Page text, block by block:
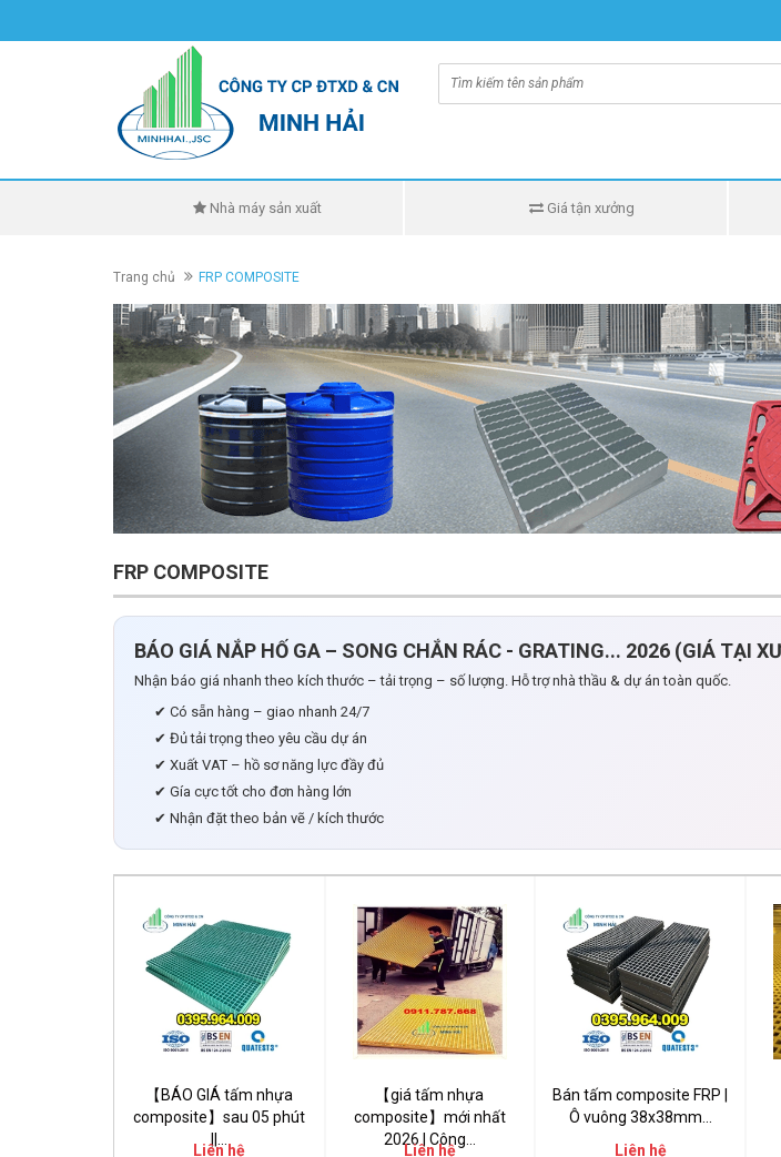
Nhà máy sản xuất Giá tận xưởng
Trang chủ FRP COMPOSITE
FRP COMPOSITE
BÁO GIÁ NẮP HỐ GA – SONG CHẮN RÁC - GRATING... 2026 (GIÁ TẠI
Nhận báo giá nhanh theo kích thước – tải trọng – số lượng. Hỗ trợ nhà thầu & dự án toàn quốc.
✔ Có sẵn hàng – giao nhanh 24/7
✔ Đủ tải trọng theo yêu cầu dự án
✔ Xuất VAT – hồ sơ năng lực đầy đủ
✔ Gía cực tốt cho đơn hàng lớn
✔ Nhận đặt theo bản vẽ / kích thước
【BÁO GIÁ tấm nhựa
composite】sau 05 phút
Liên hệ
【giá tấm nhựa
composite】mới nhất
2026 | Công...
Liên hệ
Bán tấm composite FRP |
Ô vuông 38x38mm...
Liên hệ